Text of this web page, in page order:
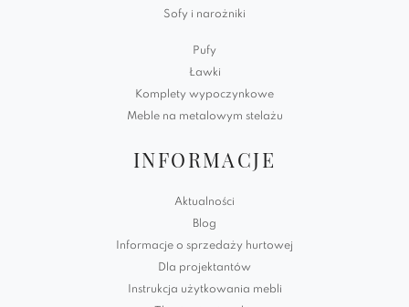
Sofy i narożniki
Pufy
Ławki
Komplety wypoczynkowe
Meble na metalowym stelażu
INFORMACJE
Aktualności
Blog
Informacje o sprzedaży hurtowej
Dla projektantów
Instrukcja użytkowania mebli